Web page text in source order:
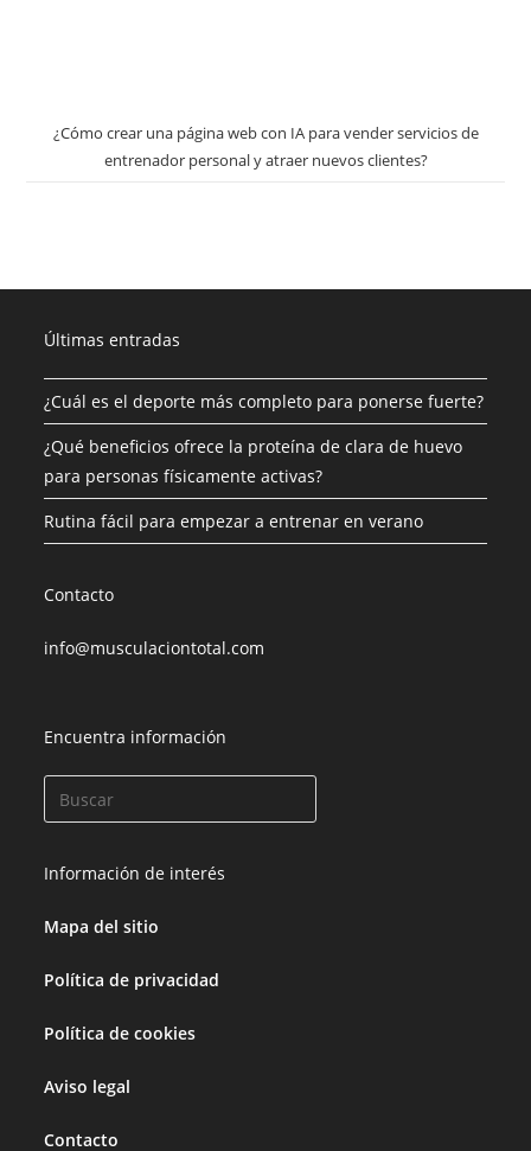
¿Cómo crear una página web con IA para vender servicios de
entrenador personal y atraer nuevos clientes?
Últimas entradas
¿Cuál es el deporte más completo para ponerse fuerte?
¿Qué beneficios ofrece la proteína de clara de huevo
para personas físicamente activas?
Rutina fácil para empezar a entrenar en verano
Contacto
info@musculaciontotal.com
Encuentra información
Información de interés
Mapa del sitio
Política de privacidad
Política de cookies
Aviso legal
Contacto